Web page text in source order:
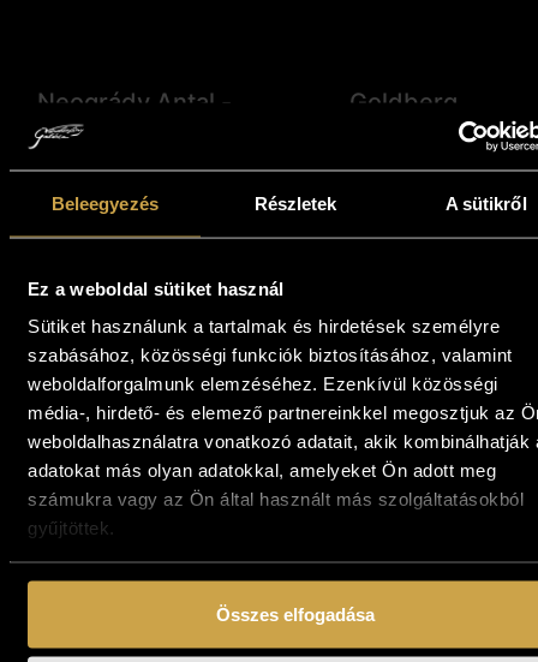
Beleegyezés Részletek A sütikről
Ez a weboldal sütiket használ
Sütiket használunk a tartalmak és hirdetések személyre
szabásához, közösségi funkciók biztosításához, valamint
weboldalforgalmunk elemzéséhez. Ezenkívül közösségi
média-, hirdető- és elemező partnereinkkel megosztjuk az
weboldalhasználatra vonatkozó adatait, akik kombinálhatják
adatokat más olyan adatokkal, amelyeket Ön adott meg
számukra vagy az Ön által használt más szolgáltatásokból
gyűjtöttek.
Összes elfogadása
Neogrády Antal -
Alkonyi ragyogás
Kosárba teszem
Goldberg
Manufactory -
Chopper (26x26
Ft
Gasztonyi Kálmánn
- Rembrandt ebédje
(60x60 cm)
Benda Zoltán - Egy
nap a tanyán
(24x30 cm)